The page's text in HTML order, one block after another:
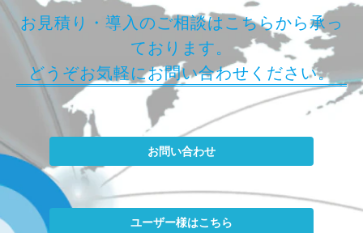
お見積り・導入のご相談はこちらから承っ
ております。
どうぞお気軽にお問い合わせください。
お問い合わせ
ユーザー様はこちら